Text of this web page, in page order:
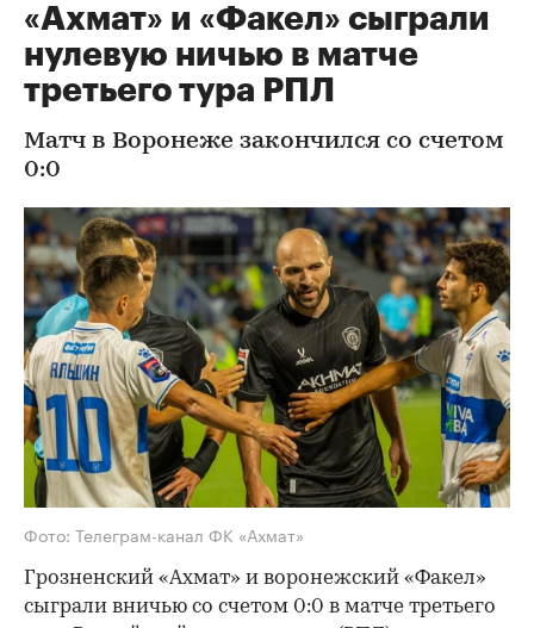
«Ахмат» и «Факел» сыграли
нулевую ничью в матче
третьего тура РПЛ
Матч в Воронеже закончился со счетом
0:0
Фото: Телеграм-канал ФК «Ахмат»
Грозненский «Ахмат» и воронежский «Факел»
сыграли вничью со счетом 0:0 в матче третьего